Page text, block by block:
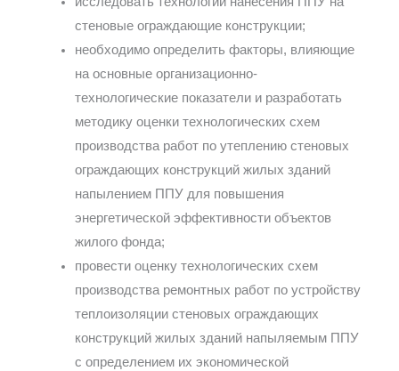
стеновые ограждающие конструкции;
необходимо определить факторы, влияющие
на основные организационно-
технологические показатели и разработать
методику оценки технологических схем
производства работ по утеплению стеновых
ограждающих конструкций жилых зданий
напылением ППУ для повышения
энергетической эффективности объектов
жилого фонда;
провести оценку технологических схем
производства ремонтных работ по устройству
теплоизоляции стеновых ограждающих
конструкций жилых зданий напыляемым ППУ
с определением их экономической